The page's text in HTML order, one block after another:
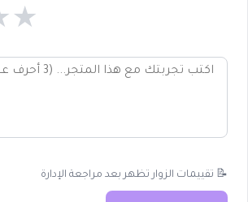
★
📝 تقييمات الزوار تظهر بعد مراجعة الإدارة